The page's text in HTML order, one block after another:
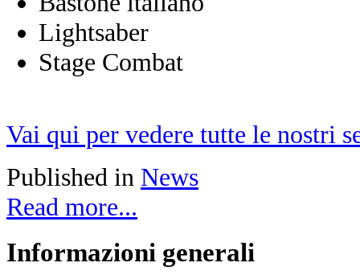
Lightsaber
Stage Combat
Vai qui per vedere tutte le nostri
Published in News
Read more...
Informazioni generali